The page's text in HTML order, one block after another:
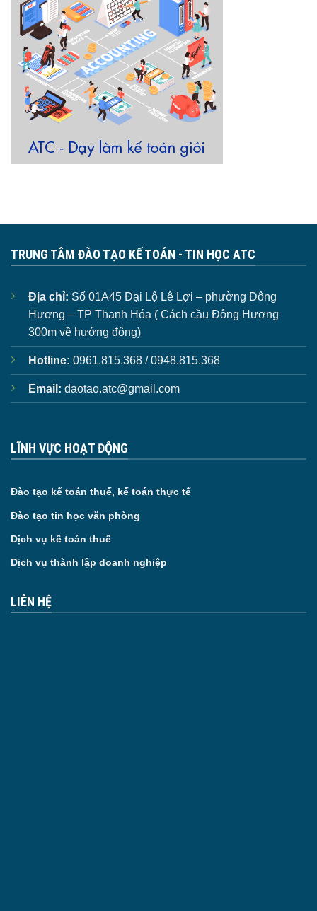
TRUNG TÂM ĐÀO TẠO KẾ TOÁN - TIN HỌC ATC
Địa chỉ: Số 01A45 Đại Lộ Lê Lợi – phường Đông
Hương – TP Thanh Hóa ( Cách cầu Đông Hương
300m về hướng đông)
Hotline: 0961.815.368 / 0948.815.368
Email: daotao.atc@gmail.com
LĨNH VỰC HOẠT ĐỘNG
Đào tạo kế toán thuế, kế toán thực tế
Đào tạo tin học văn phòng
Dịch vụ kế toán thuế
Dịch vụ thành lập doanh nghiệp
LIÊN HỆ